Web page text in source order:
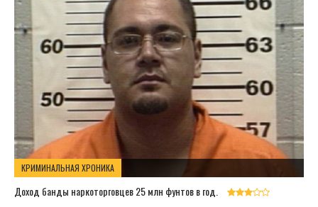
КРИМИНАЛЬНАЯ ХРОНИКА
Доход банды наркоторговцев 25 млн фунтов в год.